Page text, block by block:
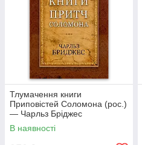
Тлумачення книги
Приповістей Соломона (рос.)
— Чарльз Бріджес
В наявності